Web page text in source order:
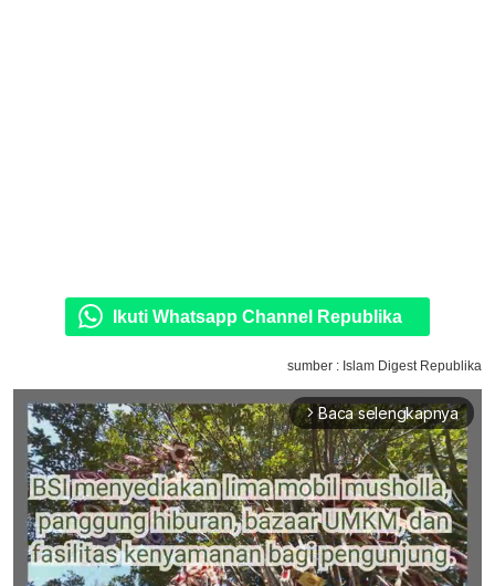
Ikuti Whatsapp Channel Republika
sumber : Islam Digest Republika
arrow_forward_ios Baca selengkapnya